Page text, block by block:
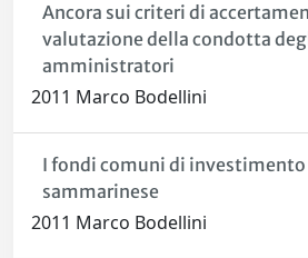
Ancora sui criteri di
valutazione della condotta
amministratori
2011 Marco Bodellini
I fondi comuni di
sammarinese
2011 Marco Bodellini